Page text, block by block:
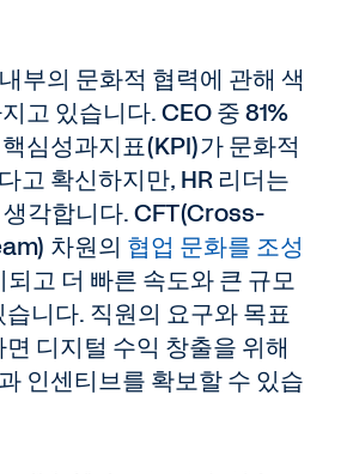
부의 문화적 협력에 관해 색
고 있습니다. CEO 중 81%
심성과지표(KPI)가 문화적
고 확신하지만, HR 리더는
각합니다. CFT(Cross-
차원의 협업 문화를 조성
고 더 빠른 속도와 큰 규모
니다. 직원의 요구와 목표
디지털 수익 창출을 위해
인센티브를 확보할 수 있습